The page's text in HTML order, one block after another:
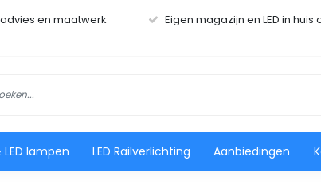
en maatwerk Eigen magazijn en LED in
LED lampen LED Railverlichting Aanbiedingen